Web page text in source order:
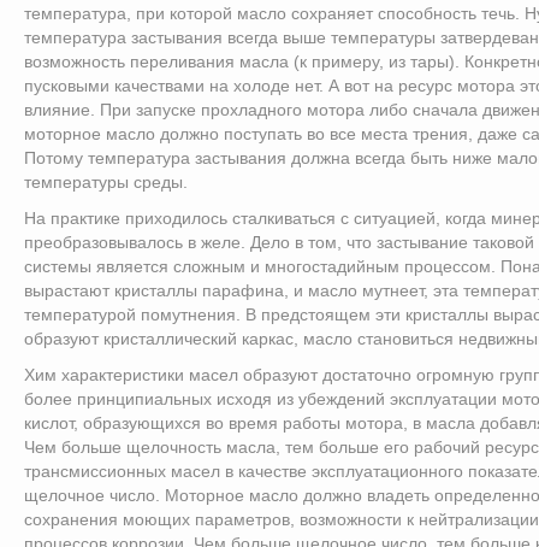
температура, при которой масло сохраняет способность течь.
температура застывания всегда выше температуры
возможность переливания масла (к примеру, из тары).
пусковыми качествами на холоде нет. А вот на ресурс мотора
влияние. При запуске прохладного мотора либо сначала
моторное масло должно поступать во все места трения, даже
Потому температура застывания должна всегда быть ниже
температуры среды.
На практике приходилось сталкиваться с ситуацией, когда
преобразовывалось в желе. Дело в том, что застывание
системы является сложным и многостадийным процессом.
вырастают кристаллы парафина, и масло мутнеет, эта
температурой помутнения. В предстоящем эти кристаллы
образуют кристаллический каркас, масло становиться
Хим характеристики масел образуют достаточно огромную
более принципиальных исходя из убеждений эксплуатации
кислот, образующихся во время работы мотора, в масла
Чем больше щелочность масла, тем больше его рабочий
трансмиссионных масел в качестве эксплуатационного
щелочное число. Моторное масло должно владеть
сохранения моющих параметров, возможности к нейтрализации